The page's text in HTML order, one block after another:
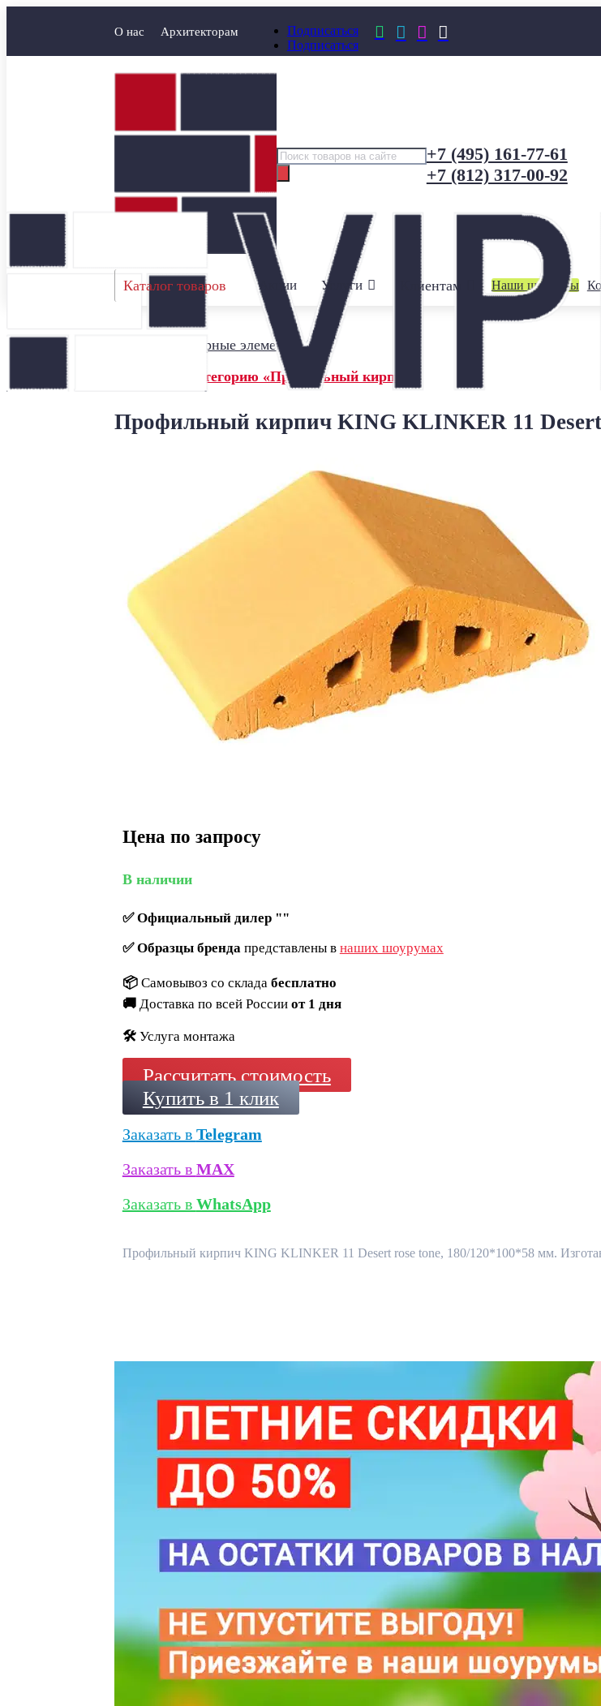
О нас Архитекторам
Подписаться
Подписаться
   
Поиск
товаров
+7 (495) 161-77-61
+7 (812) 317-00-92
Каталог товаров Акции Услуги Клиентам Наши шоурумы
Заборные элементы /
← Назад в категорию «Профильный кирпич»
Профильный кирпич KING KLINKER 11 Desert
Цена по запросу
В наличии
✅Официальный дилер ""
✅Образцы брендапредставлены в наших шоурумах
📦 Самовывоз со склада бесплатно
🚚 Доставка по всей России от 1 дня
🛠️ Услуга монтажа
Рассчитать стоимость
Купить в 1 клик
Заказать в Telegram
Заказать в MAX
Заказать в WhatsApp
Профильный кирпич KING KLINKER 11 Desert rose tone, 180/120*100*58 мм.